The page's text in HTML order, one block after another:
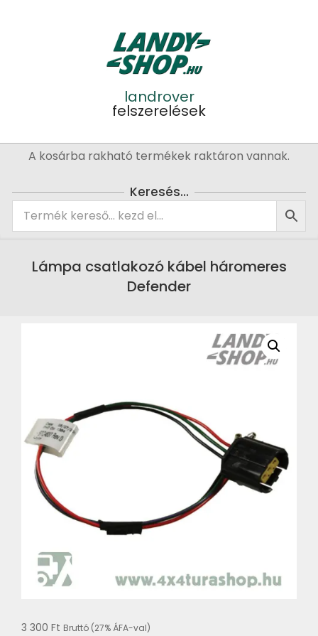
landrover
felszerelések
PrimaryA kosárba rakható termékek raktáron vannak.
Keresés…
Lámpa csatlakozó kábel háromeres
Defender
3 300 Ft Bruttó (27% ÁFA-val)